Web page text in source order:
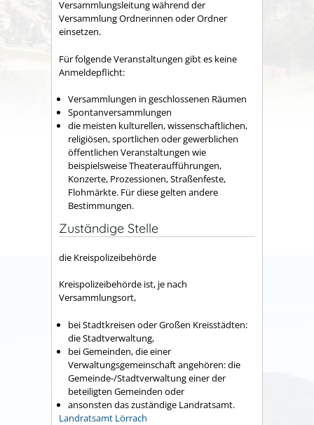
Versammlungsleitung während der
Versammlung Ordnerinnen oder Ordner
einsetzen.
Für folgende Veranstaltungen gibt es keine
Anmeldepflicht:
Versammlungen in geschlossenen Räumen
Spontanversammlungen
die meisten kulturellen, wissenschaftlichen,
religiösen, sportlichen oder gewerblichen
öffentlichen Veranstaltungen wie
beispielsweise Theateraufführungen,
Konzerte, Prozessionen, Straßenfeste,
Flohmärkte. Für diese gelten andere
Bestimmungen.
Zuständige Stelle
die Kreispolizeibehörde
Kreispolizeibehörde ist, je nach
Versammlungsort,
bei Stadtkreisen oder Großen Kreisstädten:
die Stadtverwaltung,
bei Gemeinden, die einer
Verwaltungsgemeinschaft angehören: die
Gemeinde-/Stadtverwaltung einer der
beteiligten Gemeinden oder
ansonsten das zuständige Landratsamt.
Landratsamt Lörrach